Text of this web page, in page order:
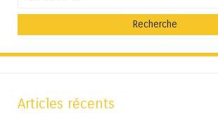
Articles récents